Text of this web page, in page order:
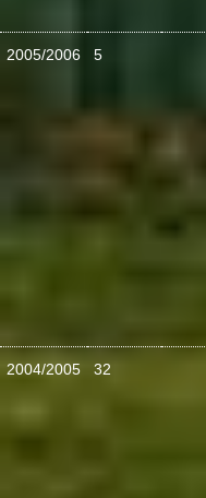
2005/2006 5
2004/2005 32